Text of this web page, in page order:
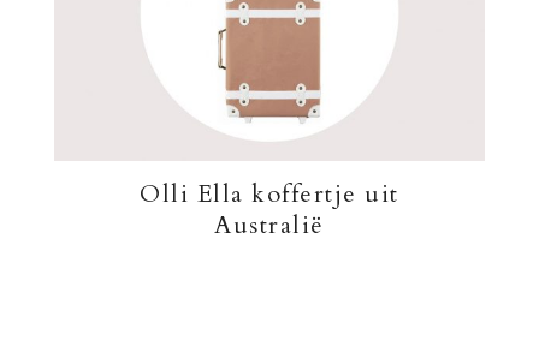
Olli Ella koffertje uit
Australië